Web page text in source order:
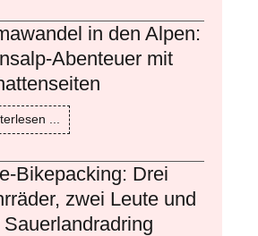
in den Alpen:
Abenteuer mit
...
Bikepacking: Drei
zwei Leute und
Sauerlandradring